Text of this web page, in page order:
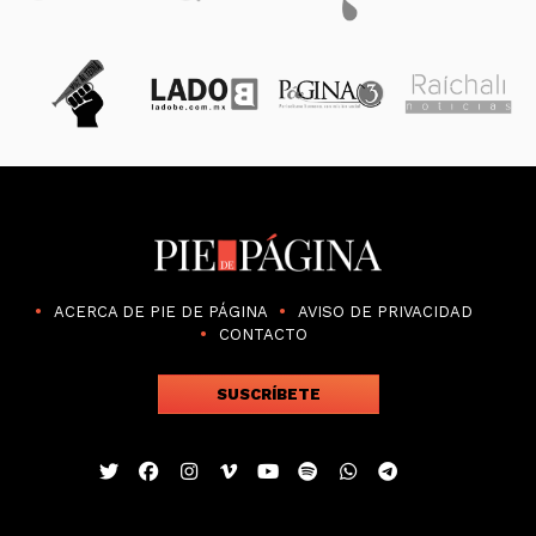
ACERCA DE PIE DE PÁGINA
AVISO DE PRIVACIDAD
CONTACTO
SUSCRÍBETE